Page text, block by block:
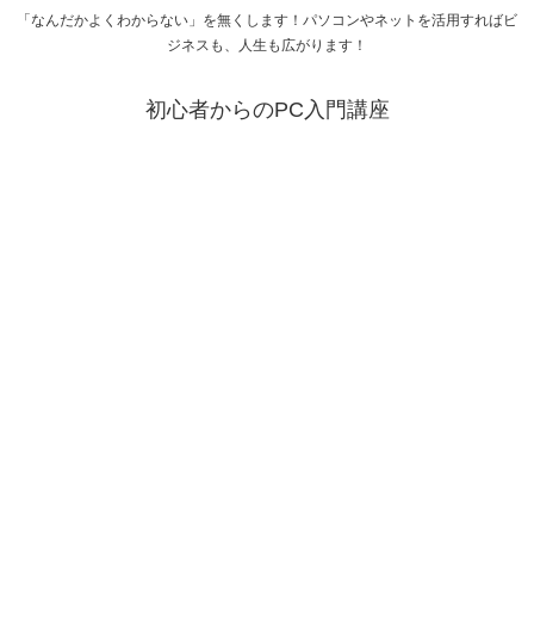
「なんだかよくわからない」を無くします！パソコンやネットを活用すればビ
ジネスも、人生も広がります！
初心者からのPC入門講座